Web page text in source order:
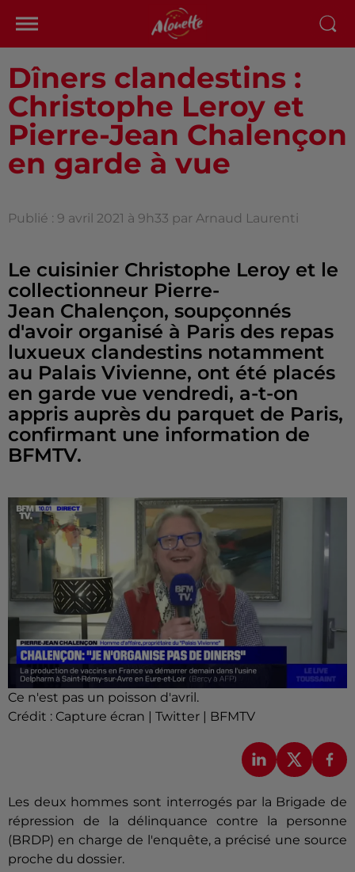
Dîners clandestins :
Christophe Leroy et
Pierre-Jean Chalençon
en garde à vue
Publié : 9 avril 2021 à 9h33 par Arnaud Laurenti
Le cuisinier Christophe Leroy et le
collectionneur Pierre-
Jean Chalençon, soupçonnés
d'avoir organisé à Paris des repas
luxueux clandestins notamment
au Palais Vivienne, ont été placés
en garde vue vendredi, a-t-on
appris auprès du parquet de Paris,
confirmant une information de
BFMTV.
Ce n'est pas un poisson d'avril.
Crédit : Capture écran | Twitter | BFMTV
Les deux hommes sont interrogés par la Brigade de
répression de la délinquance contre la personne
(BRDP) en charge de l'enquête, a précisé une source
proche du dossier.